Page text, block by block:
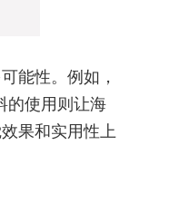
能性。例如，
的使用则让海
果和实用性上